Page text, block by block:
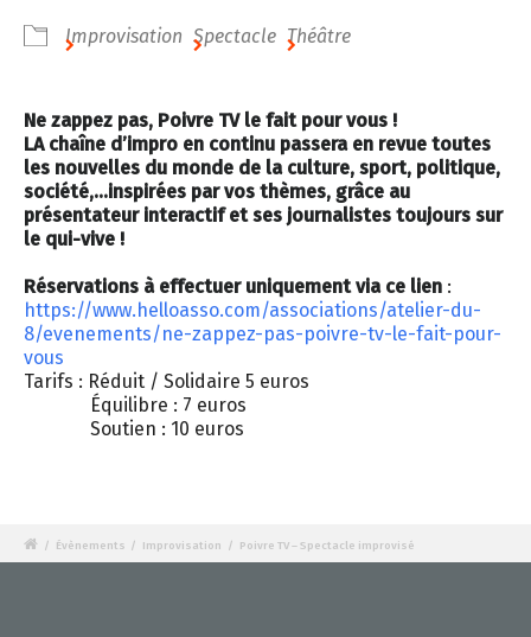
Improvisation Spectacle Théâtre
Ne zappez pas, Poivre TV le fait pour vous !
LA chaîne d’impro en continu passera en revue toutes
les nouvelles du monde de la culture, sport, politique,
société,…inspirées par vos thèmes, grâce au
présentateur interactif et ses journalistes toujours sur
le qui-vive !
Réservations à effectuer uniquement via ce lien :
https://www.helloasso.com/associations/atelier-du-
8/evenements/ne-zappez-pas-poivre-tv-le-fait-pour-
vous
Tarifs : Réduit / Solidaire 5 euros
Équilibre : 7 euros
Soutien : 10 euros
/ Évènements / Improvisation / Poivre TV – Spectacle improvisé